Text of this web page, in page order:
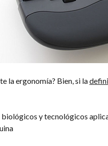
la ergonomía? Bien, si la
y tecnológicos